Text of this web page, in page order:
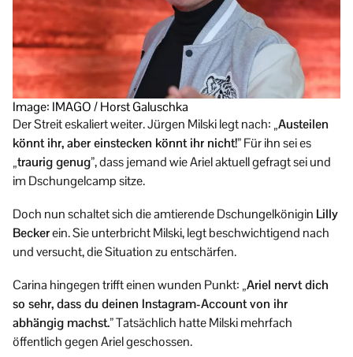
Image: IMAGO / Horst Galuschka
Der Streit eskaliert weiter. Jürgen Milski legt nach: „Austeilen
könnt ihr, aber einstecken könnt ihr nicht!”Für ihn sei es
„traurig genug”, dass jemand wie Ariel aktuell gefragt sei und
im Dschungelcamp sitze.
Doch nun schaltet sich die amtierende Dschungelkönigin Lilly
Beckerein. Sie unterbricht Milski, legt beschwichtigend nach
und versucht, die Situation zu entschärfen.
Carina hingegen trifft einen wunden Punkt: „Ariel nervt dich
so sehr, dass du deinen Instagram-Account von ihr
abhängig machst.”Tatsächlich hatte Milski mehrfach
öffentlich gegen Ariel geschossen.